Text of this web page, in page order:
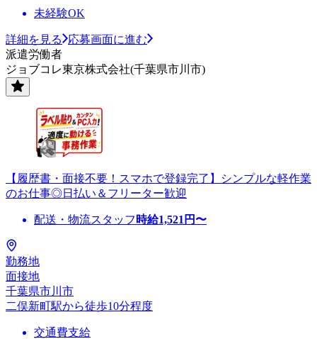
未経験OK
詳細を見る
応募画面に進む
派遣労働者
ジョブコレ東京株式会社(千葉県市川市)
【履歴書・面接不要！スマホで登録完了】シンプルな軽作業
のお仕事◎日払い＆フリーター歓迎
配送・物流スタッフ 時給1,521 円〜
勤務地
面接地
千葉県市川市
二俣新町駅から徒歩10分程度
交通費支給